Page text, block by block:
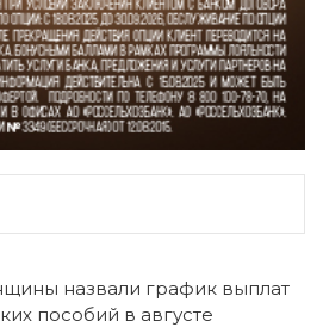
назвали график выплат
пособий в августе